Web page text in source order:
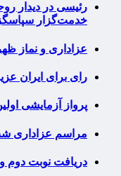
رئیسی در دیدار
خدمت‌گزار
عزاداری و نماز
رای برای ایران
پرواز آزمایشی
مراسم عزاداری
دریافت نوبت دوم